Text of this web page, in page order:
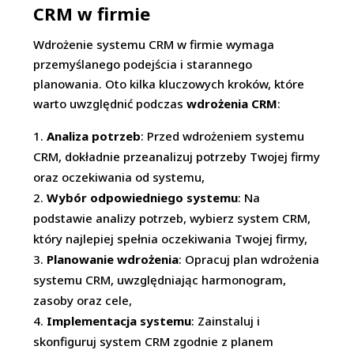
CRM w firmie
Wdrożenie systemu CRM w firmie wymaga
przemyślanego podejścia i starannego
planowania. Oto kilka kluczowych kroków, które
warto uwzględnić podczaswdrożenia CRM:
Analiza potrzeb: Przed wdrożeniem systemu
CRM, dokładnie przeanalizuj potrzeby Twojej firmy
oraz oczekiwania od systemu,
Wybór odpowiedniego systemu: Na
podstawie analizy potrzeb, wybierz system CRM,
który najlepiej spełnia oczekiwania Twojej firmy,
Planowanie wdrożenia: Opracuj plan wdrożenia
systemu CRM, uwzględniając harmonogram,
zasoby oraz cele,
Implementacja systemu: Zainstaluj i
skonfiguruj system CRM zgodnie z planem